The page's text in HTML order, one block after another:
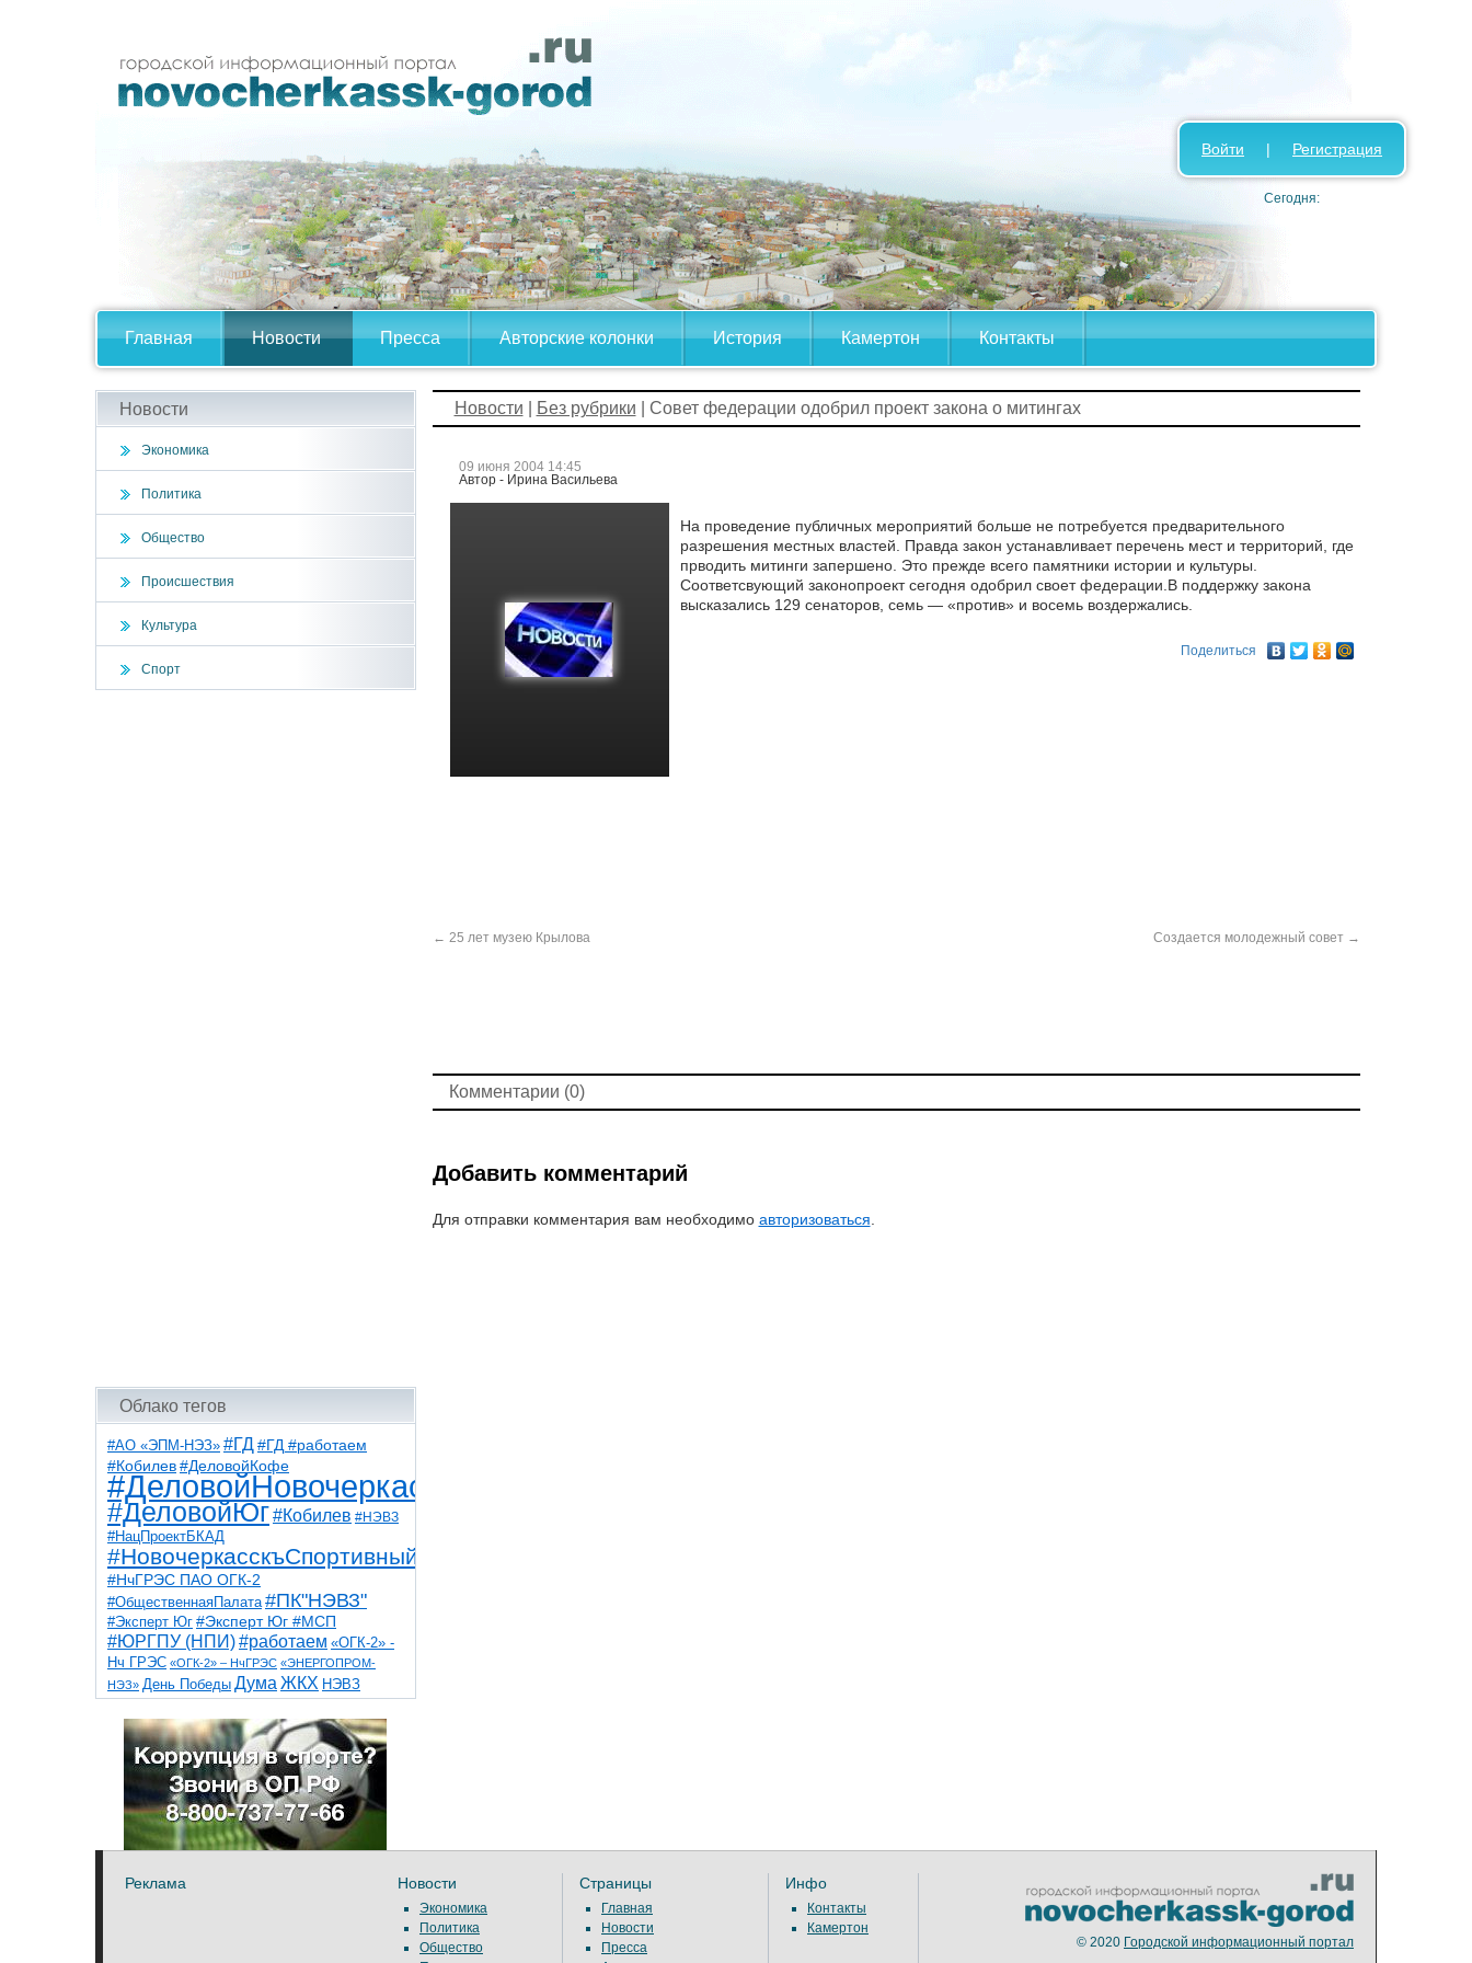
Главная Новости Пресса Авторские колонки История Камертон Контакты
Войти | Регистрация
Сегодня:
Новости
Экономика
Политика
Общество
Происшествия
Культура
Спорт
Облако тегов
#АО «ЭПМ-НЭЗ» #ГД #ГД #работаем
#Кобилев #ДеловойКофе
#ДеловойНовочеркасск
#ДеловойЮг#Кобилев #НЭВЗ
#НацПроектБКАД
#НовочеркасскъСпортивный
#НчГРЭС ПАО ОГК-2
#ОбщественнаяПалата #ПК"НЭВЗ"
#Эксперт Юг #Эксперт Юг #МСП
#ЮРГПУ (НПИ)#работаем «ОГК-2» -
Нч ГРЭС «ОГК-2» – НчГРЭС «ЭНЕРГОПРОМ-
НЭЗ» День Победы Дума ЖКХ НЭВЗ
НчГРЭС ТНТ
благоустройствоветераны выборы
детидороги казаки коррупция космос
общественная палата парк пожар роща
спорт театр транспорт художники
Новости Без рубрики | Совет федерации одобрил проект закона о митингах
09 июня 2004 14:45
Автор - Ирина Васильева
На проведение публичных мероприятий больше не потребуется предварительного
разрешения местных властей. Правда закон устанавливает перечень мест и территорий, где
прводить митинги запершено. Это преждевсего памятники истории и культуры.
Соответсвующий законопроект сегодня одобрил своет федерации.В поддержку закона
высказались 129 сенаторов, семь — «против» и восемь воздержались.
Поделиться
← 25 лет музею Крылова Создается молодежный совет →
Комментарии (0)
Добавить комментарий
Для отправки комментария вам необходимо авторизоваться
Реклама Новости
Экономика
Политика
Общество
Страницы
Главная
Новости
Пресса
Инфо
Контакты
Камертон
© 2020 Городской информационный портал